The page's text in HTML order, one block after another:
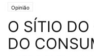
Opinião
O SÍTIO
DO